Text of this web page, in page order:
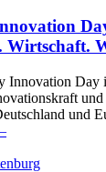
Wirtschaft.
Innovation Day
und